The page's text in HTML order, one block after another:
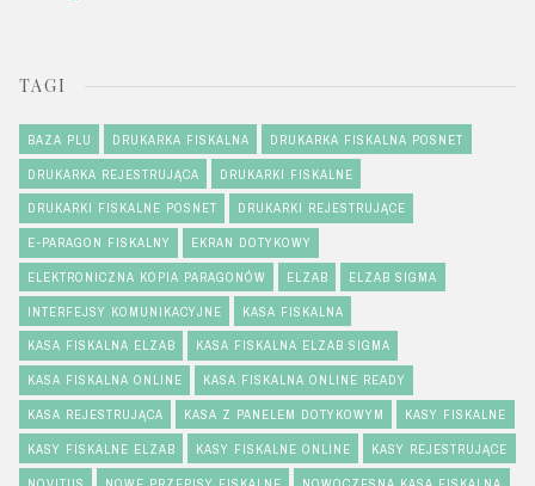
TAGI
BAZA PLU DRUKARKA FISKALNA DRUKARKA FISKALNA POSNET
DRUKARKA REJESTRUJĄCA DRUKARKI FISKALNE
DRUKARKI FISKALNE POSNET DRUKARKI REJESTRUJĄCE
E-PARAGON FISKALNY EKRAN DOTYKOWY
ELEKTRONICZNA KOPIA PARAGONÓW ELZAB ELZAB SIGMA
INTERFEJSY KOMUNIKACYJNE KASA FISKALNA
KASA FISKALNA ELZAB KASA FISKALNA ELZAB SIGMA
KASA FISKALNA ONLINE KASA FISKALNA ONLINE READY
KASA REJESTRUJĄCA KASA Z PANELEM DOTYKOWYM KASY FISKALNE
KASY FISKALNE ELZAB KASY FISKALNE ONLINE KASY REJESTRUJĄCE